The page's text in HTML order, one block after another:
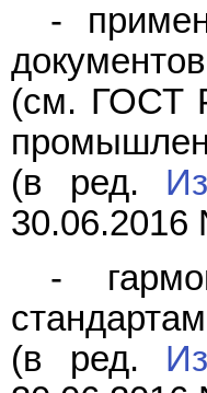
-
(см. ГОСТ
(в ред.
30.06.2016
-
(в ред.